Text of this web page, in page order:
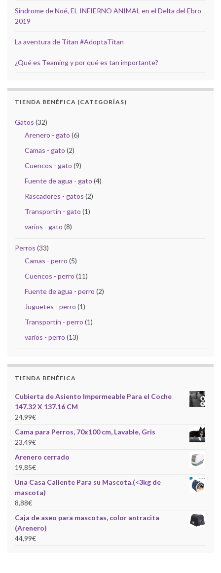
Sindrome de Noé, EL INFIERNO ANIMAL en el Delta del Ebro
2019
La aventura de Titan #AdoptaTitan
¿Qué es Teaming y por qué es tan importante?
TIENDA BENÉFICA (CATEGORÍAS)
Gatos (32)
Arenero - gato (6)
Camas - gato (2)
Cuencos - gato (9)
Fuente de agua - gato (4)
Rascadores - gatos (2)
Transportín - gato (1)
varios - gato (8)
Perros (33)
Camas - perro (5)
Cuencos - perro (11)
Fuente de agua - perro (2)
Juguetes - perro (1)
Transportín - perro (1)
varios - perro (13)
TIENDA BENÉFICA
Cubierta de Asiento Impermeable Para el Coche
147.32 X 137.16 CM
24,99€
Cama para Perros, 70x100 cm, Lavable, Gris
23,49€
Arenero cerrado
19,85€
Una Casa Caliente Para su Mascota.(<3kg de
mascota)
8,88€
Caja de aseo para mascotas, color antracita
(Arenero)
44,99€